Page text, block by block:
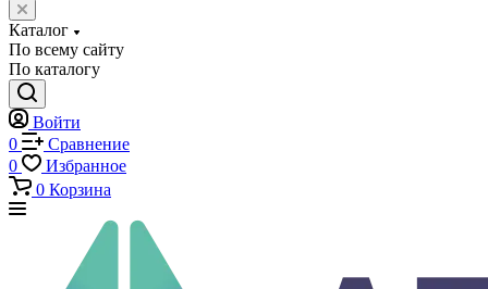
Каталог
По всему сайту
По каталогу
Войти
0
Сравнение
0
Избранное
0 Корзина